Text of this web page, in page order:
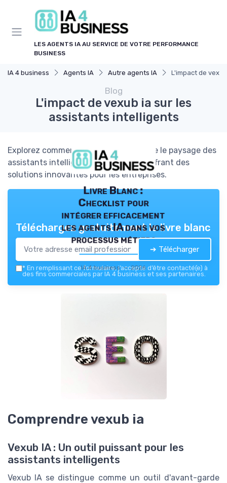
LES AGENTS IA AU SERVICE DE VOTRE PERFORMANCE
BUSINESS
IA 4 business Agents IA Autre agents IA L'impact de
Blog
L'impact de vexub ia sur les
assistants intelligents
Explorez comment vexub ia transforme le paysage des
assistants intelligents et agents, en offrant des
solutions innovantes pour les entreprises.
Livre Blanc :
Checklist pour
intégrer efficacement
les agents IA dans vos
processus métiers
IA 4 business — 2026
Téléchargez gratuitement le livre blanc
➔ Télécharger
* En remplissant ce formulaire, j’accepte d’être contacté(e) à
des fins commerciales par IA 4 business et ses partenaires.
Comprendre vexub ia
Vexub IA : Un outil puissant pour les
assistants intelligents
Vexub IA se distingue comme un outil d'avant-garde